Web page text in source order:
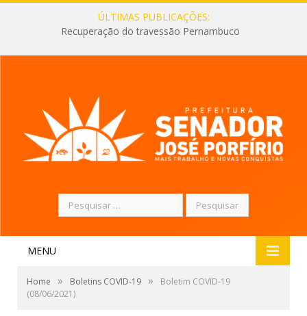
ÚLTIMAS PUBLICAÇÕES:
Recuperação do travessão Pernambuco
Pesquisar
por:
MENU
Home » Boletins COVID-19 »
Boletim COVID-19
(08/06/2021)